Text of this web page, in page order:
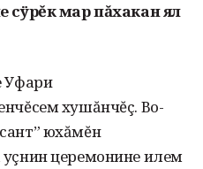
сÿрĕк мар пăхакан ял
Уфари
хушăнчĕç. Во­
юхăмĕн
церемонине илем